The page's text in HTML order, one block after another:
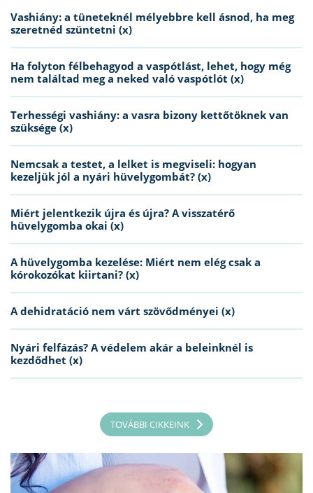
Vashiány: a tüneteknél mélyebbre kell ásnod, ha meg
szeretnéd szüntetni (x)
Ha folyton félbehagyod a vaspótlást, lehet, hogy még
nem találtad meg a neked való vaspótlót (x)
Terhességi vashiány: a vasra bizony kettőtöknek van
szüksége (x)
Nemcsak a testet, a lelket is megviseli: hogyan
kezeljük jól a nyári hüvelygombát? (x)
Miért jelentkezik újra és újra? A visszatérő
hüvelygomba okai (x)
A hüvelygomba kezelése: Miért nem elég csak a
kórokozókat kiirtani? (x)
A dehidratáció nem várt szövődményei (x)
Nyári felfázás? A védelem akár a beleinknél is
kezdődhet (x)
TOVÁBBI CIKKEINK